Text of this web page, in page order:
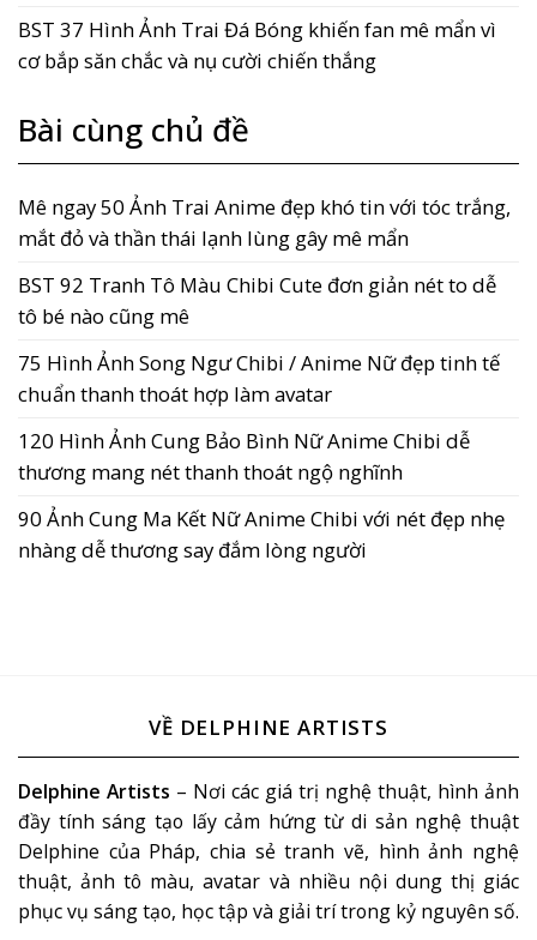
BST 37 Hình Ảnh Trai Đá Bóng khiến fan mê mẩn vì
cơ bắp săn chắc và nụ cười chiến thắng
Bài cùng chủ đề
Mê ngay 50 Ảnh Trai Anime đẹp khó tin với tóc trắng,
mắt đỏ và thần thái lạnh lùng gây mê mẩn
BST 92 Tranh Tô Màu Chibi Cute đơn giản nét to dễ
tô bé nào cũng mê
75 Hình Ảnh Song Ngư Chibi / Anime Nữ đẹp tinh tế
chuẩn thanh thoát hợp làm avatar
120 Hình Ảnh Cung Bảo Bình Nữ Anime Chibi dễ
thương mang nét thanh thoát ngộ nghĩnh
90 Ảnh Cung Ma Kết Nữ Anime Chibi với nét đẹp nhẹ
nhàng dễ thương say đắm lòng người
VỀ DELPHINE ARTISTS
Delphine Artists – Nơi các giá trị nghệ thuật, hình ảnh
đầy tính sáng tạo lấy cảm hứng từ di sản nghệ thuật
Delphine của Pháp, chia sẻ tranh vẽ, hình ảnh nghệ
thuật, ảnh tô màu, avatar và nhiều nội dung thị giác
phục vụ sáng tạo, học tập và giải trí trong kỷ nguyên số.